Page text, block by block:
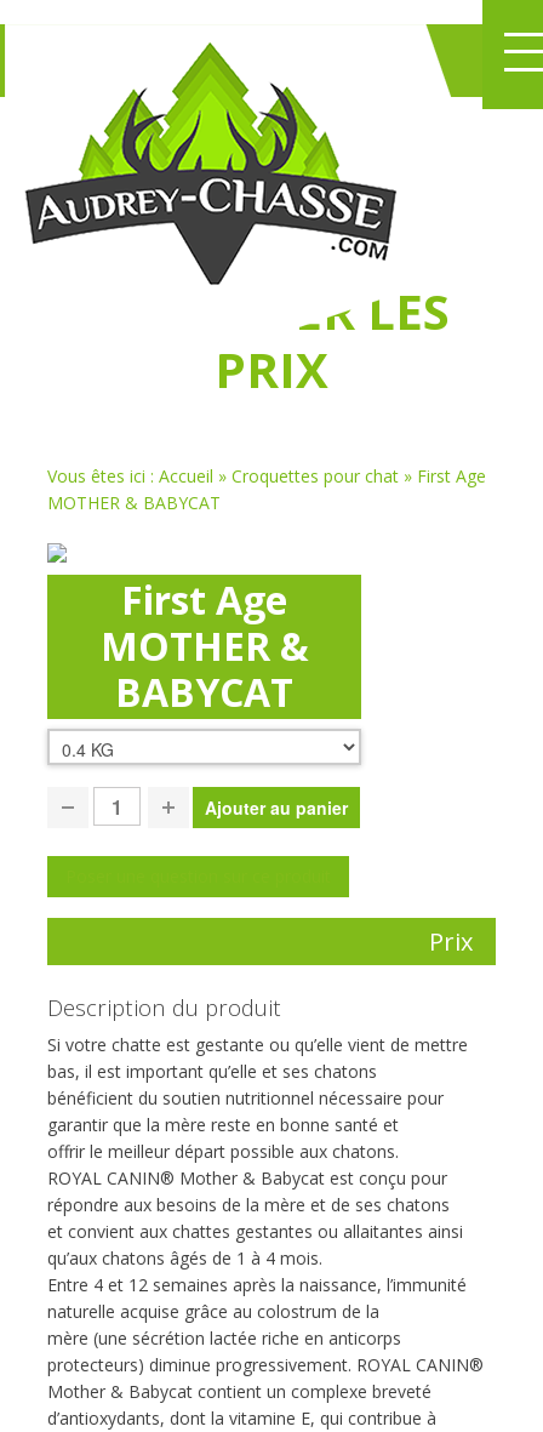
NE PERDEZ PLUS
DE TEMPS
CHASSER LES
PRIX
Vous êtes ici : Accueil » Croquettes pour chat » First Age
MOTHER & BABYCAT
First Age
MOTHER &
BABYCAT
Prix
Description du produit
Si votre chatte est gestante ou qu’elle vient de mettre
bas, il est important qu’elle et ses chatons
bénéficient du soutien nutritionnel nécessaire pour
garantir que la mère reste en bonne santé et
offrir le meilleur départ possible aux chatons.
ROYAL CANIN® Mother & Babycat est conçu pour
répondre aux besoins de la mère et de ses chatons
et convient aux chattes gestantes ou allaitantes ainsi
qu’aux chatons âgés de 1 à 4 mois.
Entre 4 et 12 semaines après la naissance, l’immunité
naturelle acquise grâce au colostrum de la
mère (une sécrétion lactée riche en anticorps
protecteurs) diminue progressivement. ROYAL CANIN®
Mother & Babycat contient un complexe breveté
d’antioxydants, dont la vitamine E, qui contribue à